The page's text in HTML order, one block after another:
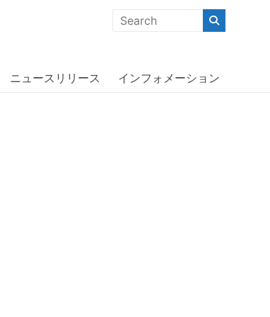
機能的な商品」「コストパフォーマンスの高い商
ニュースリリース インフォメーション